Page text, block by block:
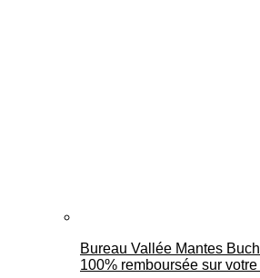
Bureau Vallée Mantes
100% remboursée sur